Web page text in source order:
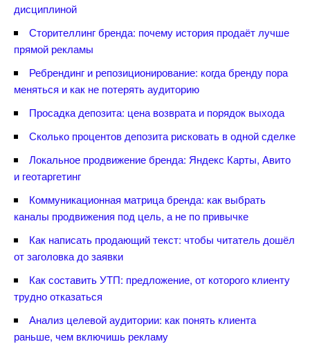
дисциплиной
Сторителлинг бренда: почему история продаёт лучше
прямой рекламы
Ребрендинг и репозиционирование: когда бренду пора
меняться и как не потерять аудиторию
Просадка депозита: цена возврата и порядок выхода
Сколько процентов депозита рисковать в одной сделке
Локальное продвижение бренда: Яндекс Карты, Авито
и геотаргетин
Коммуникационная матрица бренда: как выбрать
каналы продвижения под цель, а не по привычке
Как написать продающий текст: чтобы читатель дошёл
от заголовка до заявки
Как составить УТП: предложение, от которого клиенту
трудно отказаться
Анализ целевой аудитории: как понять клиента
раньше, чем включишь рекламу